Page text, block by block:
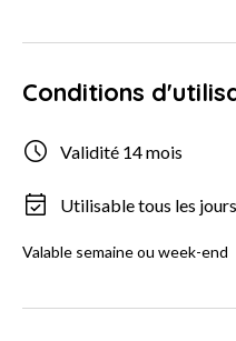
Conditions
Validité 14 mois
Utilisable tous les jours
Valable semaine ou week-end